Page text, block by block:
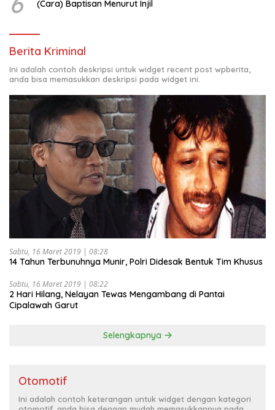
(Cara) Baptisan Menurut Injil
Berita Kriminal
Ini adalah contoh deskripsi untuk widget recent post wpberita,
anda bisa memasukkan deskripsi pada widget ini.
Sabtu, 16 Maret 2019 | 08:28
14 Tahun Terbunuhnya Munir, Polri Didesak Bentuk Tim Khusus
Sabtu, 16 Maret 2019 | 08:22
2 Hari Hilang, Nelayan Tewas Mengambang di Pantai
Cipalawah Garut
Selengkapnya
Otomotif
Ini adalah contoh keterangan untuk widget dengan kategori